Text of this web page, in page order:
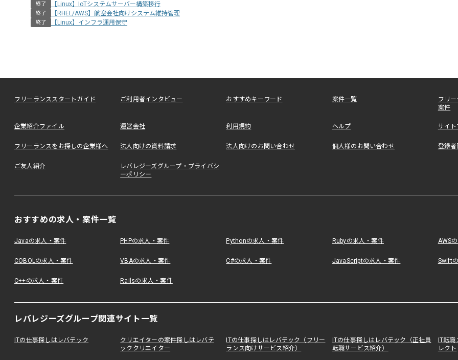
終了 【Linux】IoTシステムサーバー構築移行
終了 【RHEL/AWS】航空会社向けシステム維持管理
終了 【Linux】インフラ運用保守
フリーランススタートガイド ご利用者インタビュー おすすめキーワード 案件一覧
フリ
案件
企業紹介ファイル 運営会社 利用規約 ヘルプ サイ
フリーランスをお探しの企業様へ 法人向けの資料請求 法人向けのお問い合わせ 個人様のお問い合わせ 登録者
ご友人紹介
レバレジーズグループ・プライバシ
ーポリシー
おすすめの求人・案件一覧
Javaの求人・案件 PHPの求人・案件 Pythonの求人・案件 Rubyの求人・案件 AWS
COBOLの求人・案件 VBAの求人・案件 C#の求人・案件 JavaScriptの求人・案件 Swift
C++の求人・案件 Railsの求人・案件
レバレジーズグループ関連サイト一覧
ITの仕事探しはレバテック
クリエイターの案件探しはレバテ
ッククリエイター
ITの仕事探しはレバテック（フリー
ランス向けサービス紹介）
ITの仕事探しはレバテック（正社員
転職サービス紹介）
IT転
レクト